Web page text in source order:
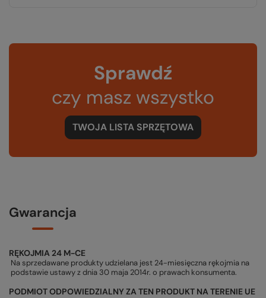
Sprawdź
czy masz wszystko
TWOJA LISTA SPRZĘTOWA
Gwarancja
RĘKOJMIA 24 M-CE
Na sprzedawane produkty udzielana jest 24-miesięczna rękojmia na
podstawie ustawy z dnia 30 maja 2014r. o prawach konsumenta.
PODMIOT ODPOWIEDZIALNY ZA TEN PRODUKT NA TERENIE UE